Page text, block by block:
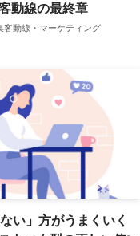
動線の最終章
客動線・マーケティング
い」方がうまくいく